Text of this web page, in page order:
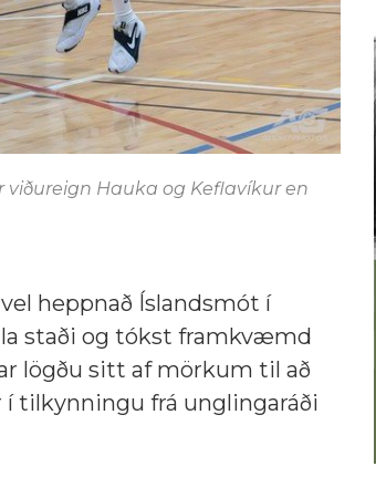
viðureign Hauka og Keflavíkur en
heppnað Íslandsmót í
staði og tókst framkvæmd
lögðu sitt af mörkum til að
tilkynningu frá unglingaráði